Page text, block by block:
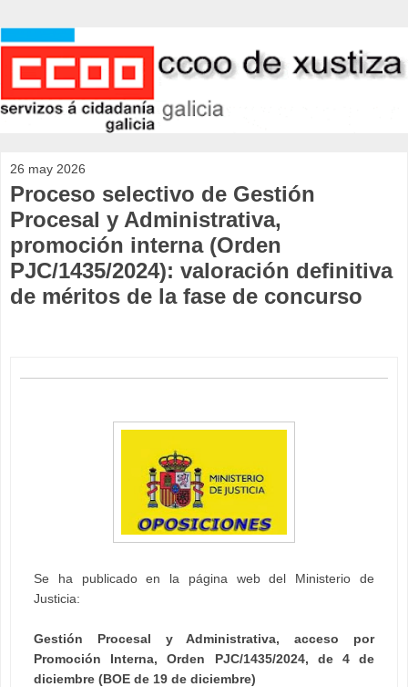
26 may 2026
Proceso selectivo de Gestión
Procesal y Administrativa,
promoción interna (Orden
PJC/1435/2024): valoración definitiva
de méritos de la fase de concurso
Se ha publicado en la página web del Ministerio de
Justicia:
Gestión Procesal y Administrativa, acceso por
Promoción Interna, Orden PJC/1435/2024, de 4 de
diciembre (BOE de 19 de diciembre)